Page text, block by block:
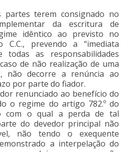
partes terem consignado no
da escritura de
idêntico ao previsto no
C.C., prevendo a “imediata
todas as responsabilidades
de não realização de uma
não decorre a renúncia ao
por parte do fiador.
renunciado ao benefício do
o regime do artigo 782.º do
com o qual a perda de tal
do devedor principal não
não tendo o exequente
a interpelação do